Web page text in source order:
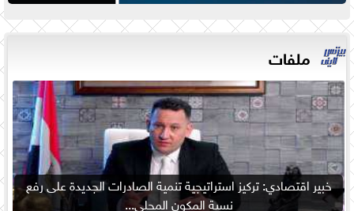
ملفات
خبير اقتصادي: تركيز استراتيجية تنمية الصادرات الجديدة على رفع
نسبة المكون المحلي...